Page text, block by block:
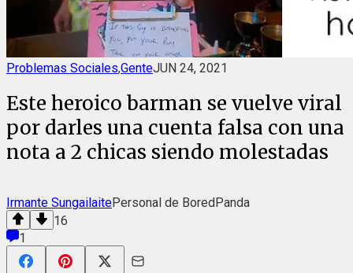
Problemas Sociales,GenteJUN 24, 2021
Este heroico barman se vuelve viral
por darles una cuenta falsa con una
nota a 2 chicas siendo molestadas
Irmante SungailaitePersonal de BoredPanda
16
1